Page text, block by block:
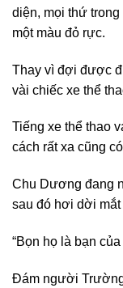
diện, mọi thứ
một màu đỏ rực.
Thay vì đợi được
vài chiếc xe thể
Tiếng xe thể thao
cách rất xa cũng
Chu Dương đang
sau đó hơi dời mắt
“Bọn họ là bạn của
Đám người